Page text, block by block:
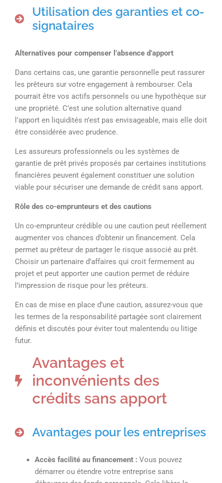
Utilisation des garanties et co-
signataires
Alternatives pour compenser l’absence d’apport
Dans certains cas, une garantie personnelle peut rassurer
les prêteurs sur votre engagement à rembourser. Cela
pourrait être vos actifs personnels ou une hypothèque sur
une propriété. C’est une solution alternative quand
l’apport en liquidités n’est pas envisageable, mais elle doit
être considérée avec prudence.
Les assureurs professionnels ou les systèmes de
garantie de prêt privés proposés par certaines institutions
financières peuvent également constituer une solution
viable pour sécuriser une demande de crédit sans apport.
Rôle des co-emprunteurs et des cautions
Un co-emprunteur crédible ou une caution peut réellement
augmenter vos chances d’obtenir un financement. Cela
permet au prêteur de partager le risque associé au prêt.
Choisir un partenaire d’affaires qui croit fermement au
projet et peut apporter une caution permet de réduire
l’impression de risque pour les prêteurs.
En cas de mise en place d’une caution, assurez-vous que
les termes de la responsabilité partagée sont clairement
définis et discutés pour éviter tout malentendu ou litige
futur.
Avantages et
inconvénients des
crédits sans apport
Avantages pour les entreprises
Accès facilité au financement : Vous pouvez
démarrer ou étendre votre entreprise sans